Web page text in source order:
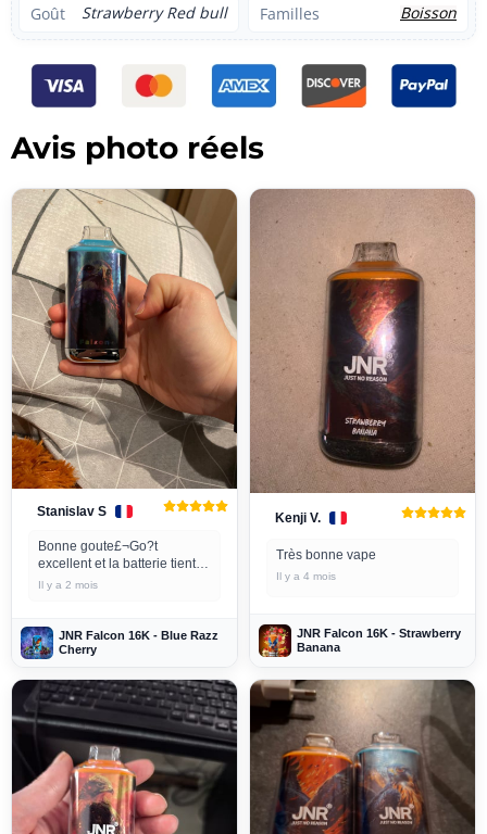
Goût Strawberry Red bull Familles Boisson
Avis photo réels
Stanislav S
Bonne goute£¬Go?t
excellent et la batterie tient
tr¨¨s longtemps. J'en suis tr¨¨s
Il y a 2 mois
JNR Falcon 16K - Blue Razz
Cherry
Kenji V.
Très bonne vape
Il y a 4 mois
JNR Falcon 16K - Strawberry
Banana